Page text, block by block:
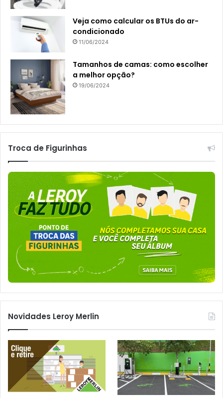
Veja como calcular os BTUs do ar-
condicionado
11/06/2024
Tamanhos de camas: como escolher
a melhor opção?
19/06/2024
Troca de Figurinhas
Novidades Leroy Merlin